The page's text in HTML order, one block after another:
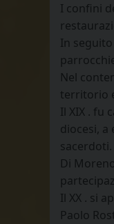
I confini
In
Nel
territorio
Il XIX . fu
diocesi, a
sacerdoti.
Di
Il XX . si
Paolo